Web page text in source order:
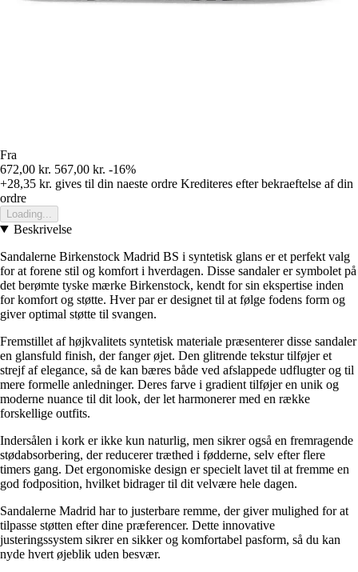
Fra
672,00 kr. 567,00 kr. -16%
+28,35 kr. gives til din naeste ordre Krediteres efter bekraeftelse af din
ordre
Loading...
Beskrivelse
Sandalerne Birkenstock Madrid BS i syntetisk glans er et perfekt valg
for at forene stil og komfort i hverdagen. Disse sandaler er symbolet på
det berømte tyske mærke Birkenstock, kendt for sin ekspertise inden
for komfort og støtte. Hver par er designet til at følge fodens form og
giver optimal støtte til svangen.
Fremstillet af højkvalitets syntetisk materiale præsenterer disse sandaler
en glansfuld finish, der fanger øjet. Den glitrende tekstur tilføjer et
strejf af elegance, så de kan bæres både ved afslappede udflugter og til
mere formelle anledninger. Deres farve i gradient tilføjer en unik og
moderne nuance til dit look, der let harmonerer med en række
forskellige outfits.
Indersålen i kork er ikke kun naturlig, men sikrer også en fremragende
stødabsorbering, der reducerer træthed i fødderne, selv efter flere
timers gang. Det ergonomiske design er specielt lavet til at fremme en
god fodposition, hvilket bidrager til dit velvære hele dagen.
Sandalerne Madrid har to justerbare remme, der giver mulighed for at
tilpasse støtten efter dine præferencer. Dette innovative
justeringssystem sikrer en sikker og komfortabel pasform, så du kan
nyde hvert øjeblik uden besvær.